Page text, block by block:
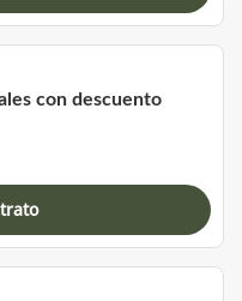
con descuento